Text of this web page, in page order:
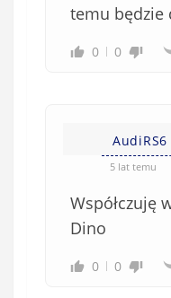
temu będzie
0 0
AudiRS6
5 lat temu
Współczuję
Dino
0 0